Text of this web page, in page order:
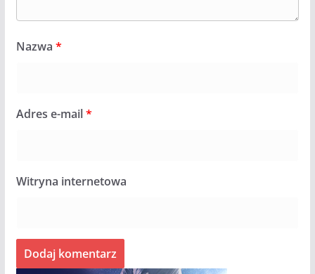
Nazwa *
Adres e-mail*
Witryna internetowa